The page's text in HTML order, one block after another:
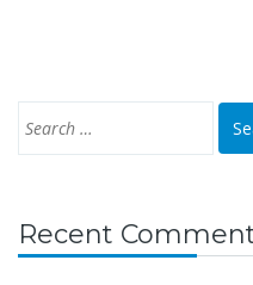
Recent